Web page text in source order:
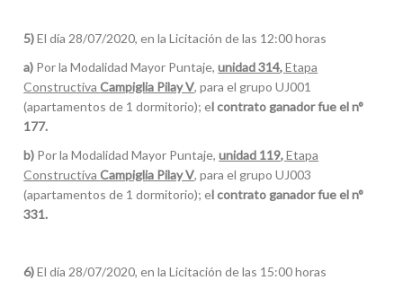
5)El día 28/07/2020, en la Licitación de las 12:00 horas
a) Por la Modalidad Mayor Puntaje,unidad 314,Etapa
ConstructivaCampiglia Pilay V, para el grupo UJ001
(apartamentos de 1 dormitorio); el contrato ganador fue el n°
177.
b) Por la Modalidad Mayor Puntaje,unidad 119,Etapa
ConstructivaCampiglia Pilay V, para el grupo UJ003
(apartamentos de 1 dormitorio); el contrato ganador fue el n°
331.
6)El día 28/07/2020, en la Licitación de las 15:00 horas